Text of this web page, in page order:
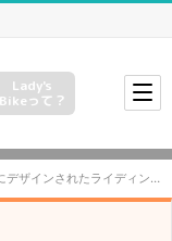
Lady's
Bikeって？
たライディングギアトータルコーデ